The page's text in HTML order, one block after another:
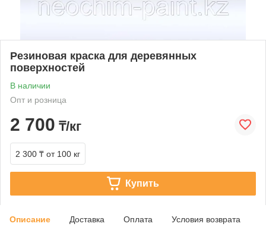
Резиновая краска для деревянных
поверхностей
В наличии
Опт и розница
2 700 ₸/кг
2 300 ₸ от 100 кг
Купить
Описание Доставка Оплата Условия возврата